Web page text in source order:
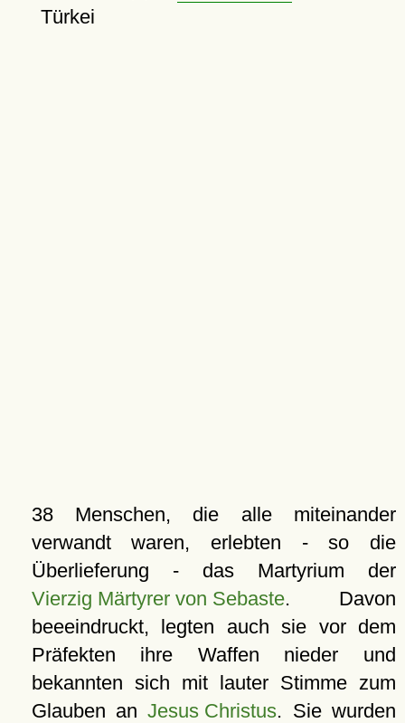
Türkei
38 Menschen, die alle miteinander
verwandt waren, erlebten - so die
Überlieferung - das Martyrium der
Vierzig Märtyrer von Sebaste. Davon
beeeindruckt, legten auch sie vor dem
Präfekten ihre Waffen nieder und
bekannten sich mit lauter Stimme zum
Glauben anJesus Christus. Sie wurden